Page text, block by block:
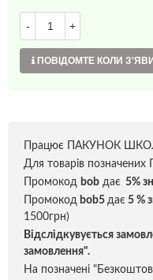
- +
ПОВІДОМТЕ КОЛИ
Працює ПАКУНОК
Для товарів
Промокод bob дає 5%
Промокод bob5 дає 5 %
1500грн)
Відслідкувується
замовлення".
На позначені